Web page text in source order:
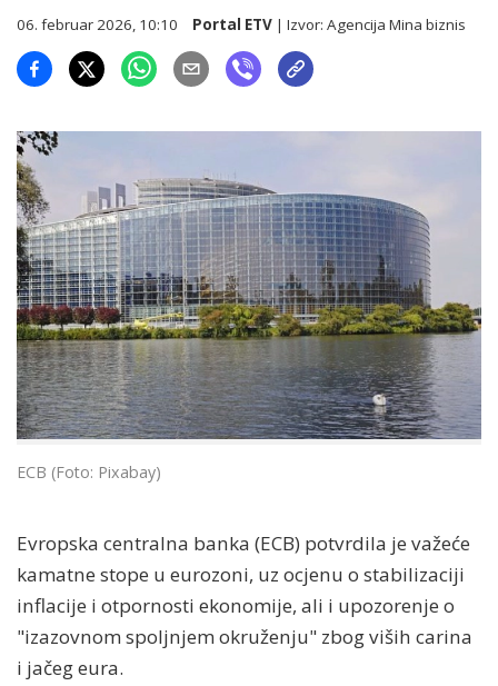
06. februar 2026, 10:10 Portal ETV | Izvor:Agencija Mina biznis
ECB (Foto: Pixabay)
Evropska centralna banka (ECB) potvrdila je važeće
kamatne stope u eurozoni, uz ocjenu o stabilizaciji
inflacije i otpornosti ekonomije, ali i upozorenje o
"izazovnom spoljnjem okruženju" zbog viših carina
i jačeg eura.